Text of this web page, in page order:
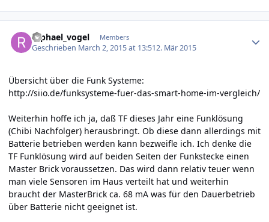
raphael_vogel Members
Geschrieben March 2, 2015 at 13:512. Mär 2015
Übersicht über die Funk Systeme:
http://siio.de/funksysteme-fuer-das-smart-home-im-vergleich/
Weiterhin hoffe ich ja, daß TF dieses Jahr eine Funklösung
(Chibi Nachfolger) herausbringt. Ob diese dann allerdings mit
Batterie betrieben werden kann bezweifle ich. Ich denke die
TF Funklösung wird auf beiden Seiten der Funkstecke einen
Master Brick voraussetzen. Das wird dann relativ teuer wenn
man viele Sensoren im Haus verteilt hat und weiterhin
braucht der MasterBrick ca. 68 mA was für den Dauerbetrieb
über Batterie nicht geeignet ist.